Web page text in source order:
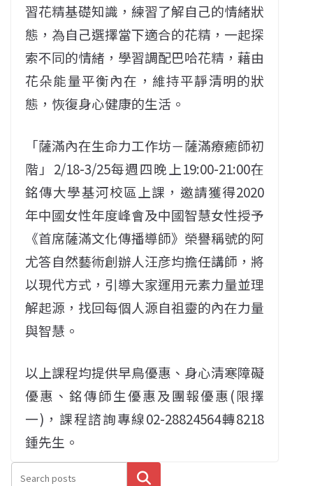
習花精基礎知識，練習了解自己的情緒狀
態，為自己選擇當下適合的花精，一起探
索不同的情緒，學習調配巴哈花精，藉由
花朵能量平衡內在，維持平靜清明的狀
態，恢復身心健康的生活。
「薩滿內在生命力工作坊－薩滿療癒師初
階」2/18-3/25每週四晚上19:00-21:00在
銘傳大學基河校區上課，邀請獲得2020
年中國女性年度峰會及中國智慧女性授予
《首席薩滿文化傳播導師》榮譽稱號的阿
尤答自然藝術創辦人汪彦均擔任講師，將
以現代方式，引導大家運用元素力量並理
解起源，找回每個人源自祖靈的內在力量
與智慧。
以上課程均提供早鳥優惠、身心清寒障礙
優惠、銘傳師生優惠及團報優惠(限擇
一)，課程諮詢專線02-28824564轉8218
鍾先生。
搜尋